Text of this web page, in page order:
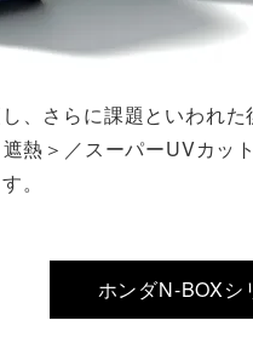
、さらに課題といわれ
熱＞／スーパーUVカッ
。
ホンダN-BOXシ